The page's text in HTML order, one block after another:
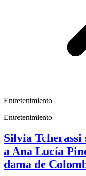
Entretenimiento
Entretenimiento
Silvia Tcherassi
a Ana Lucía
dama de